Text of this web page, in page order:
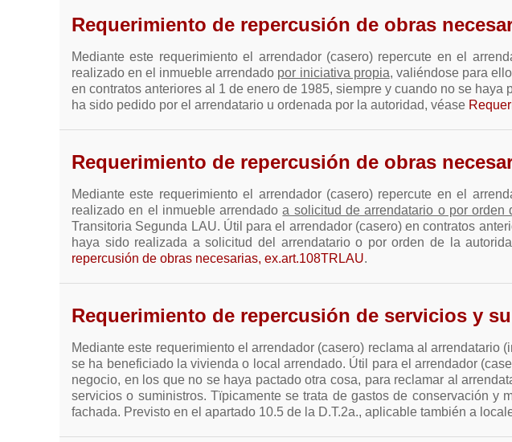
Requerimiento de repercusión de obras
Mediante este requerimiento el arrendador (casero) repercute en el
realizado en el inmueble arrendado por iniciativa propia, valiéndose para
en contratos anteriores al 1 de enero de 1985, siempre y cuando no se
ha sido pedido por el arrendatario u ordenada por la autoridad, véase
Requerimiento de repercusión de obras
Mediante este requerimiento el arrendador (casero) repercute en el
realizado en el inmueble arrendadoa solicitud de arrendatario o por orden
Transitoria Segunda LAU. Útil para el arrendador (casero) en contratos
haya sido realizada a solicitud del arrendatario o por orden de la
repercusión de obras necesarias, ex.art.108TRLAU.
Requerimiento de repercusión de servicios y
Mediante este requerimiento el arrendador (casero) reclama al
se ha beneficiado la vivienda o local arrendado. Útil para el arrendador
negocio, en los que no se haya pactado otra cosa, para reclamar al
servicios o suministros. Tïpicamente se trata de gastos de conservación
fachada. Previsto en el apartado 10.5 de la D.T.2a., aplicable también a